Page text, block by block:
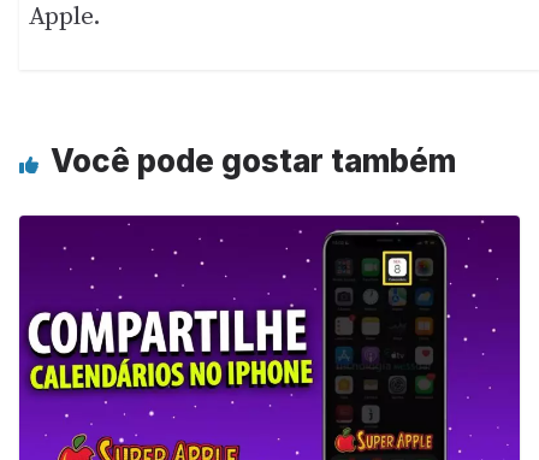
Apple.
Você pode gostar também